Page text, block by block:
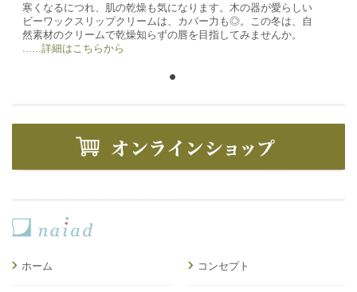
寒くなるにつれ、肌の乾燥も気になります。木の器が愛らしい
ビーワックスリップクリームは、カバー力も◎。この冬は、自
然素材のクリームで乾燥知らずの唇を目指してみませんか。
......詳細はこちらから
ホーム コンセプト